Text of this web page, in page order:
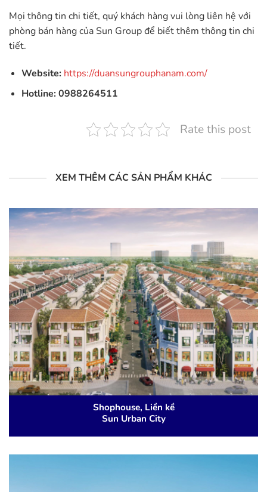
Mọi thông tin chi tiết, quý khách hàng vui lòng liên hệ với
phòng bán hàng của Sun Group để biết thêm thông tin chi
tiết.
Website: https://duansungrouphanam.com/
Hotline: 0988264511
Rate this post
XEM THÊM CÁC SẢN PHẨM KHÁC
Shophouse, Liền kề
Sun Urban City